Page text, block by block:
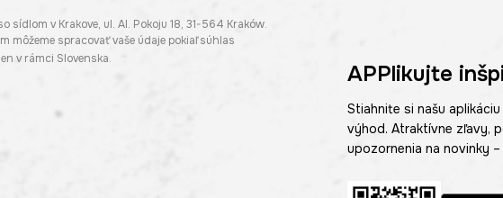
v Krakove, ul. Al. Pokoju 18, 31-564 Kraków.
môžeme spracovať vaše údaje pokiaľ súhlas
v rámci Slovenska.
APPlikujte
Stiahnite si našu
výhod. Atraktívne zľavy,
upozornenia na novinky